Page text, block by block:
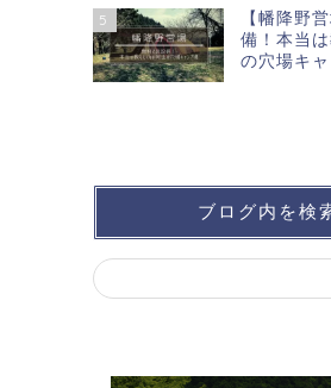
5
【幡降野
備！本当
の穴場キ
ブログ内を検